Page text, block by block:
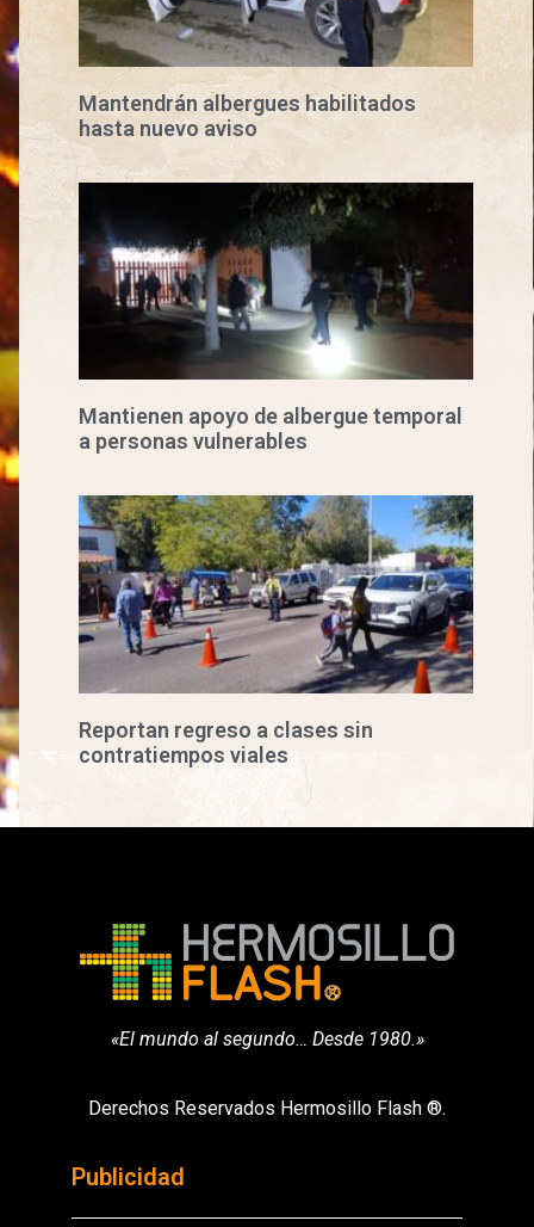
Mantendrán albergues habilitados
hasta nuevo aviso
Mantienen apoyo de albergue temporal
a personas vulnerables
Reportan regreso a clases sin
contratiempos viales
«El mundo al segundo… Desde 1980.»
Derechos Reservados Hermosillo Flash ®.
Publicidad